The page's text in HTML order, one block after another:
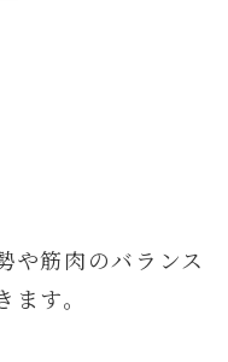
や筋肉のバランス
す。